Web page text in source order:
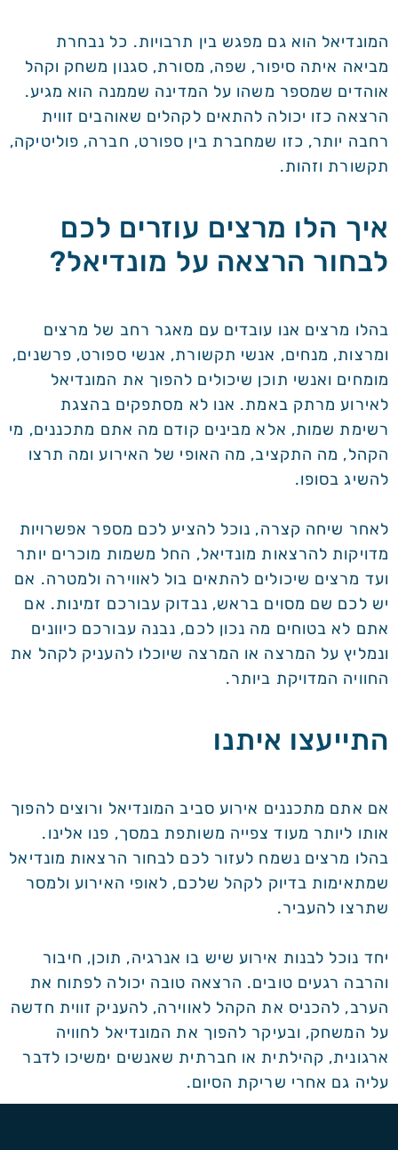
המונדיאל הוא גם מפגש בין תרבויות. כל נבחרת
מביאה איתה סיפור, שפה, מסורת, סגנון משחק וקהל
אוהדים שמספר משהו על המדינה שממנה הוא מגיע.
הרצאה כזו יכולה להתאים לקהלים שאוהבים זווית
רחבה יותר, כזו שמחברת בין ספורט, חברה, פוליטיקה,
תקשורת וזהות.
איך הלו מרצים עוזרים לכם
לבחור הרצאה על מונדיאל?
בהלו מרצים אנו עובדים עם מאגר רחב של מרצים
ומרצות, מנחים, אנשי תקשורת, אנשי ספורט, פרשנים,
מומחים ואנשי תוכן שיכולים להפוך את המונדיאל
לאירוע מרתק באמת. אנו לא מסתפקים בהצגת
רשימת שמות, אלא מבינים קודם מה אתם מתכננים, מי
הקהל, מה התקציב, מה האופי של האירוע ומה תרצו
להשיג בסופו.
לאחר שיחה קצרה, נוכל להציע לכם מספר אפשרויות
מדויקות להרצאות מונדיאל, החל משמות מוכרים יותר
ועד מרצים שיכולים להתאים בול לאווירה ולמטרה. אם
יש לכם שם מסוים בראש, נבדוק עבורכם זמינות. אם
אתם לא בטוחים מה נכון לכם, נבנה עבורכם כיוונים
ונמליץ על המרצה או המרצה שיוכלו להעניק לקהל את
החוויה המדויקת ביותר.
התייעצו איתנו
אם אתם מתכננים אירוע סביב המונדיאל ורוצים להפוך
אותו ליותר מעוד צפייה משותפת במסך, פנו אלינו.
בהלו מרצים נשמח לעזור לכם לבחור הרצאות מונדיאל
שמתאימות בדיוק לקהל שלכם, לאופי האירוע ולמסר
שתרצו להעביר.
יחד נוכל לבנות אירוע שיש בו אנרגיה, תוכן, חיבור
והרבה רגעים טובים. הרצאה טובה יכולה לפתוח את
הערב, להכניס את הקהל לאווירה, להעניק זווית חדשה
על המשחק, ובעיקר להפוך את המונדיאל לחוויה
ארגונית, קהילתית או חברתית שאנשים ימשיכו לדבר
עליה גם אחרי שריקת הסיום.